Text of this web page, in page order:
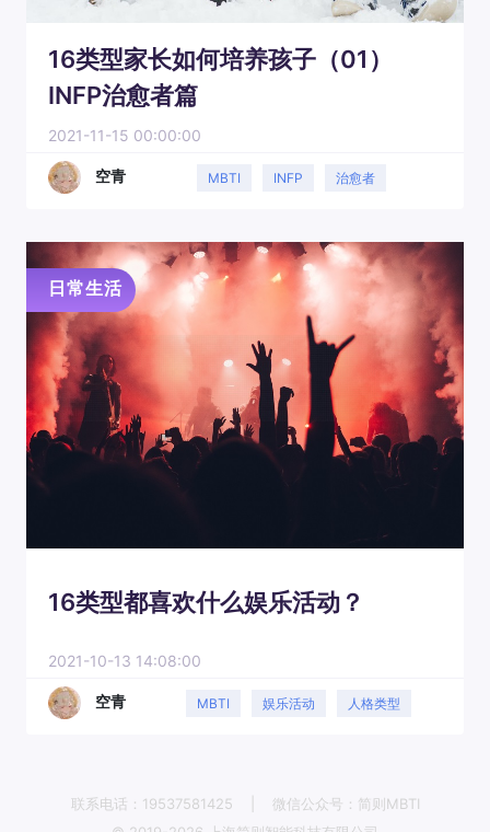
16类型家长如何培养孩子（01）
INFP治愈者篇
2021-11-15 00:00:00
空青 MBTI INFP
治愈者
日常生活
16类型都喜欢什么娱乐活动？
2021-10-13 14:08:00
空青 MBTI 娱乐活动
人格类型
联系电话：19537581425
微信公众号：简则MBTI